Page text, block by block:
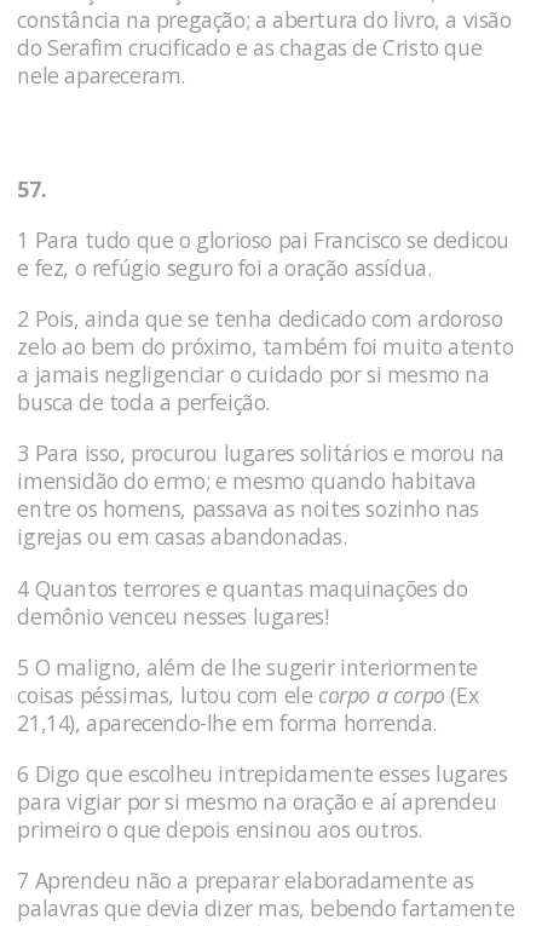
constância na pregação; a abertura do livro, a visão
do Serafim crucificado e as chagas de Cristo que
nele apareceram.
57.
1 Para tudo que o glorioso pai Francisco se dedicou
e fez, o refúgio seguro foi a oração assídua.
2 Pois, ainda que se tenha dedicado com ardoroso
zelo ao bem do próximo, também foi muito atento
a jamais negligenciar o cuidado por si mesmo na
busca de toda a perfeição.
3 Para isso, procurou lugares solitários e morou na
imensidão do ermo; e mesmo quando habitava
entre os homens, passava as noites sozinho nas
igrejas ou em casas abandonadas.
4 Quantos terrores e quantas maquinações do
demônio venceu nesses luga­res!
5 O maligno, além de lhe sugerir interiormente
coisas péssimas, lutou com ele corpo a corpo(Ex
21,14), aparecendo-lhe em forma horrenda.
6 Digo que escolheu intrepidamente esses lugares
para vigiar por si mesmo na oração e aí aprendeu
primeiro o que depois ensinou aos outros.
7 Aprendeu não a preparar elaboradamente as
pala­vras que devia dizer mas, bebendo fartamente